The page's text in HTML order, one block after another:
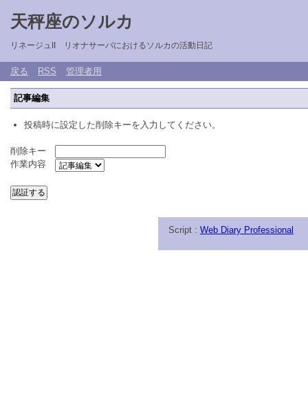
天秤座のソルカ
リネージュII リオナサーバにおけるソルカの活動日記
戻る RSS 管理者用
記事編集
投稿時に設定した削除キーを入力してください。
削除キー
作業内容
Script : Web Diary Professional